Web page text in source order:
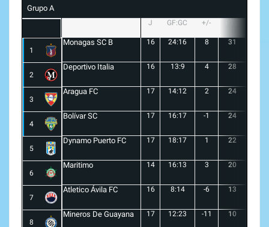
Grupo A
J GF:GC +/-
1
Monagas SC B 16 24:16 8 31
2
Deportivo Italia 16 13:9 4 28
3
Aragua FC 17 14:12 2 24
4
Bolívar SC 17 16:17 -1 24
5
Dynamo Puerto FC 17 18:17 1 22
6
Maritimo 14 16:13 3 20
7
Atletico Ávila FC 16 8:14 -6 13
8
Mineros De Guayana 17 12:23 -11 10